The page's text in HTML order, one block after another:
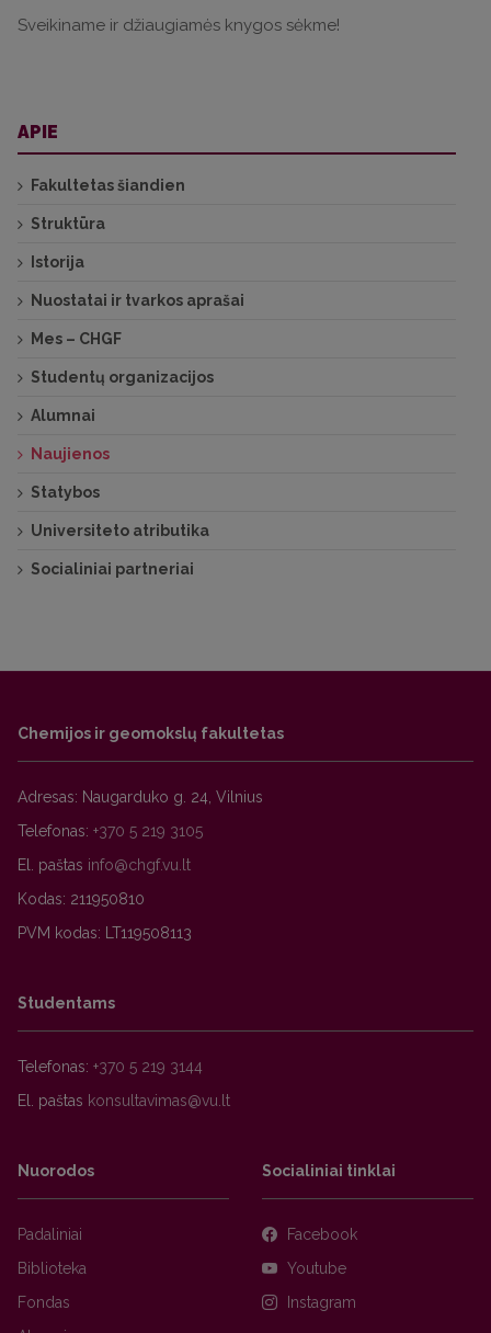
Sveikiname ir džiaugiamės knygos sėkme!
APIE
Fakultetas šiandien
Struktūra
Istorija
Nuostatai ir tvarkos aprašai
Mes – CHGF
Studentų organizacijos
Alumnai
Naujienos
Statybos
Universiteto atributika
Socialiniai partneriai
Chemijos ir geomokslų fakultetas
Adresas: Naugarduko g. 24, Vilnius
Telefonas: +370 5 219 3105
El. paštas
Kodas: 211950810
PVM kodas: LT119508113
Studentams
Telefonas: +370 5 219 3144
El. paštas
Nuorodos
Padaliniai
Biblioteka
Fondas
Socialiniai tinklai
Facebook
Youtube
Instagram